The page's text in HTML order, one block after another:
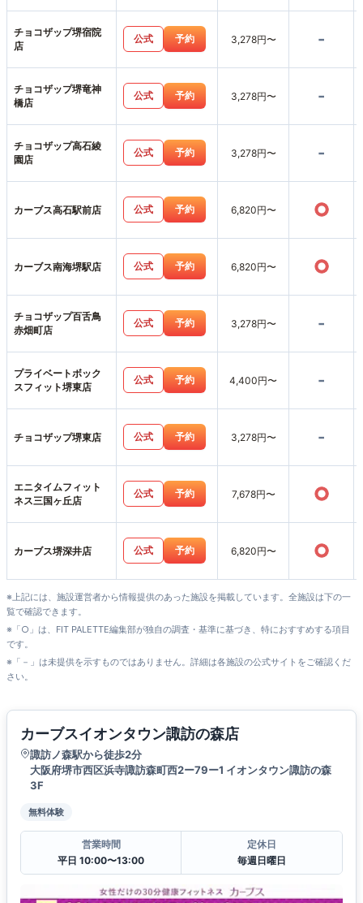
チョコザップ堺宿院
店
公式 予約 3,278円〜 -
チョコザップ堺竜神
橋店
公式 予約 3,278円〜 -
チョコザップ高石綾
園店
公式 予約 3,278円〜 -
カーブス高石駅前店 公式 予約 6,820円〜 ○
カーブス南海堺駅店 公式 予約 6,820円〜 ○
チョコザップ百舌鳥
赤畑町店
公式 予約 3,278円〜 -
プライベートボック
スフィット堺東店
公式 予約 4,400円〜 -
チョコザップ堺東店 公式 予約 3,278円〜 -
エニタイムフィット
ネス三国ヶ丘店
公式 予約 7,678円〜 ○
カーブス堺深井店 公式 予約 6,820円〜 ○
※上記には、施設運営者から情報提供のあった施設を掲載しています。全施設は下の一
覧で確認できます。
※「○」は、FIT PALETTE編集部が独自の調査・基準に基づき、特におすすめする項目
です。
※「－」は未提供を示すものではありません。詳細は各施設の公式サイトをご確認くだ
さい。
カーブスイオンタウン諏訪の森店
諏訪ノ森駅から徒歩2分
大阪府堺市西区浜寺諏訪森町西2ー79ー1 イオンタウン諏訪の森
3F
無料体験
営業時間
平日 10:00〜13:00
定休日
毎週日曜日